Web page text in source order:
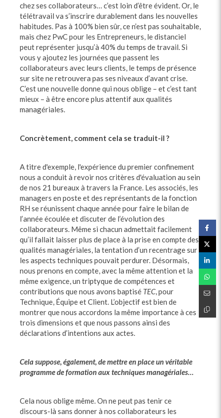
chez ses collaborateurs… c’est loin d’être évident. Or, le
télétravail va s’inscrire durablement dans les nouvelles
habitudes. Pas à 100% bien sûr, ce n’est pas souhaitable,
mais chez PwC pour les Entrepreneurs, le distanciel
peut représenter jusqu’à 40% du temps de travail. Si
vous y ajoutez les journées que passent les
collaborateurs avec leurs clients, le temps de présence
sur site ne retrouvera pas ses niveaux d’avant crise.
C’est une nouvelle donne qui nous oblige – et c’est tant
mieux – à être encore plus attentif aux qualités
managériales.
Concrètement, comment cela se traduit-il ?
A titre d'exemple, l'expérience du premier confinement
nous a conduit à revoir nos critères d'évaluation au sein
de nos 21 bureaux à travers la France. Les associés, les
managers en poste et des représentants de la fonction
RH se réunissent chaque année pour faire le bilan de
l’année écoulée et discuter de l’évolution des
collaborateurs. Même si chacun admettait facilement
qu’il fallait laisser plus de place à la prise en compte des
qualités managériales, la tentation d’un recentrage sur
les aspects techniques pouvait perdurer. Désormais,
nous prenons en compte, avec la même attention et la
même exigence, un triptyque de compétences et
contributions que nous avons baptisé TEC, pour
Technique, Équipe et Client. L’objectif est bien de
montrer que nous accordons la même importance à ces
trois dimensions et que nous passons ainsi des
déclarations d’intentions aux actes.
Cela suppose, également, de mettre en place un véritable
programme de formation aux techniques managériales…
Cela nous oblige même. On ne peut pas tenir ce
discours-là sans donner à nos collaborateurs les